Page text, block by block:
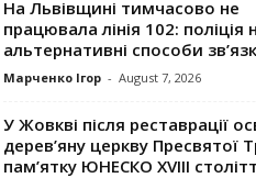
На Львівщині тимчасово не
працювала лінія 102: поліція
альтернативні способи
Марченко Ігор - August 7, 2026
У Жовкві після реставрації
дерев’яну церкву Пресвятої
пам’ятку ЮНЕСКО XVIII